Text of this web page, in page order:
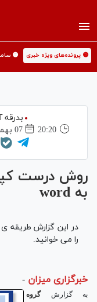
🟡 پرونده‌های ویژه خبری 🟡
بدرقه
20:20
07 بهمن 1394
روش درست
به word
را می خوانید.
خبرگزاری میزان -
به گزارشگروه